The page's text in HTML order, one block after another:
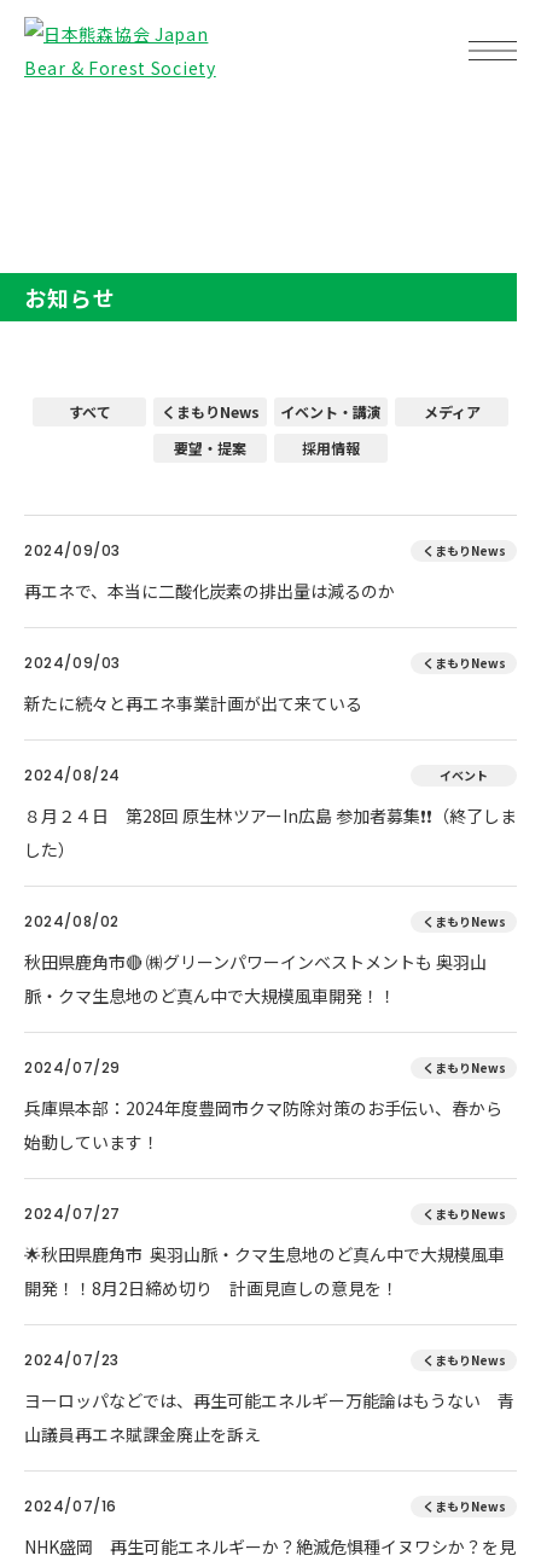
お知らせ
すべて くまもりNews イベント・講演
メディア
要望・提案
採用情報
2024/09/03 くまもりNews
再エネで、本当に二酸化炭素の排出量は減るのか
2024/09/03 くまもりNews
新たに続々と再エネ事業計画が出て来ている
2024/08/24 イベント
８月２４日 第28回 原生林ツアーIn広島 参加者募集❗❗（終了しま
した）
2024/08/02 くまもりNews
秋田県鹿角市🔴 ㈱グリーンパワーインベストメントも 奥羽山
脈・クマ生息地のど真ん中で大規模風車開発！！
2024/07/29 くまもりNews
兵庫県本部：2024年度豊岡市クマ防除対策のお手伝い、春から
始動しています！
2024/07/27 くまもりNews
🌟秋田県鹿角市 奥羽山脈・クマ生息地のど真ん中で大規模風車
開発！！8月2日締め切り 計画見直しの意見を！
2024/07/23 くまもりNews
ヨーロッパなどでは、再生可能エネルギー万能論はもうない 青
山議員再エネ賦課金廃止を訴え
2024/07/16 くまもりNews
NHK盛岡 再生可能エネルギーか？絶滅危惧種イヌワシか？を見